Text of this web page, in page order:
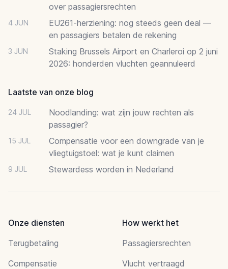
over passagiersrechten
4 JUN
EU261-herziening: nog steeds geen deal —
en passagiers betalen de rekening
3 JUN
Staking Brussels Airport en Charleroi op 2 juni
2026: honderden vluchten geannuleerd
Laatste van onze blog
24 JUL
Noodlanding: wat zijn jouw rechten als
passagier?
15 JUL
Compensatie voor een downgrade van je
vliegtuigstoel: wat je kunt claimen
9 JUL Stewardess worden in Nederland
Onze diensten
Terugbetaling
Compensatie
How werkt het
Passagiersrechten
Vlucht vertraagd